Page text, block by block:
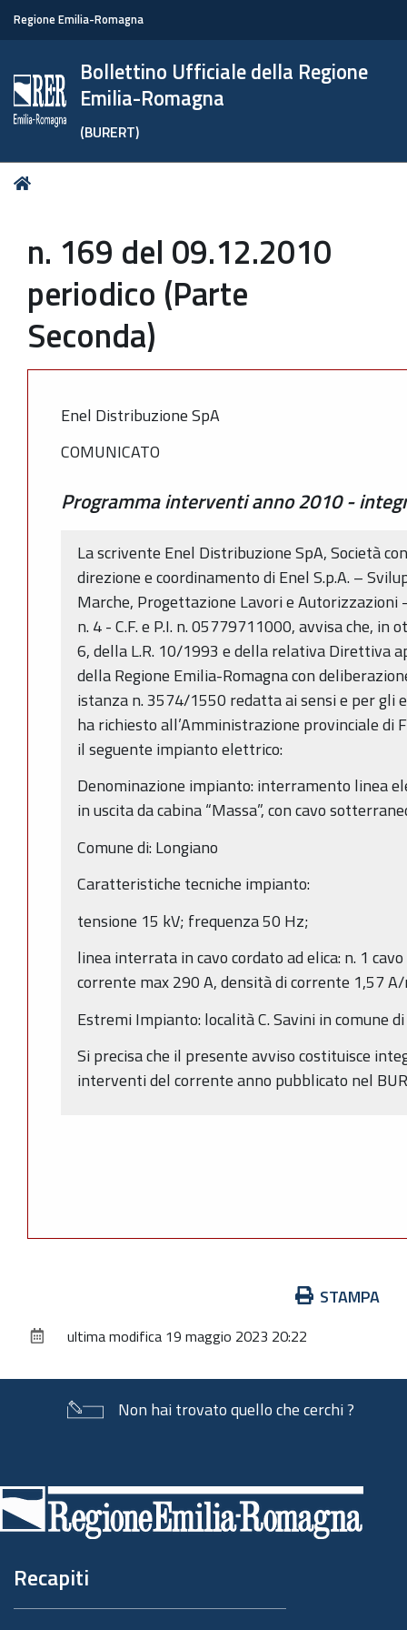
Regione Emilia-Romagna
Bollettino Ufficiale della Regione
Emilia-Romagna
(BURERT)
Tu
n. 169 del 09.12.2010
periodico (Parte
Seconda)
Enel Distribuzione SpA
COMUNICATO
Programma interventi anno 2010 -
La scrivente Enel Distribuzione SpA, Società
direzione e coordinamento di Enel S.p.A. –
Marche, Progettazione Lavori e Autorizzazioni
n. 4 - C.F. e P.I. n. 05779711000, avvisa che, in
6, della L.R. 10/1993 e della relativa Direttiva
della Regione Emilia-Romagna con
istanza n. 3574/1550 redatta ai sensi e per
ha richiesto all’Amministrazione provinciale di
il seguente impianto elettrico:
Denominazione impianto: interramento linea
in uscita da cabina “Massa”, con cavo
Comune di: Longiano
Caratteristiche tecniche impianto:
tensione 15 kV; frequenza 50 Hz;
linea interrata in cavo cordato ad elica: n. 1
corrente max 290 A, densità di corrente 1,57
Estremi Impianto: località C. Savini in comune
Si precisa che il presente avviso costituisce
interventi del corrente anno pubblicato nel
documento
STAMPA
ultima modifica 19 maggio 2023 20:22
Non hai trovato quello che cerchi ?
di
pagina
Recapiti